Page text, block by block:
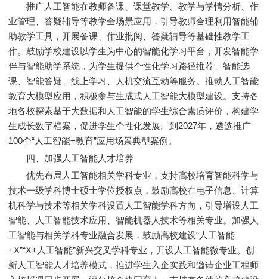
推广人工智能在教师备课、课堂教学、教学与学情分析、作
业管理、答疑辅导等教学全场景应用，引导教师合理利用智能辅
助教学工具，开展备课、作业批阅、答疑辅导等基础性教学工
作。鼓励学校建设以学生为中心的智能化学习平台，开发智能学
伴与智能助学系统，为学生提供个性化学习路径推荐、智能选
课、智能答疑、线上学习、人机交流互动等服务。推动人工智能
教育大模型应用，积极参与生成式人工智能大模型建设。支持各
地各校探索基于大数据和人工智能的学生综合素质评价，构建学
生成长数字档案，促进学生个性化发展。到2027年，遴选推广
100个“人工智能+教育”应用场景典型案例。
四、加强人工智能人才培养
优先布局人工智能相关学科专业，支持高校培育智能科学与
技术一级学科博士硕士学位授权点，鼓励高校在电子信息、计算
机科学与技术等相关学科设置人工智能学科方向，引导增设人工
智能、人工智能技术应用、智能机器人技术等相关专业。加强人
工智能与相关学科专业融合发展，鼓励高校建设“人工智能
+X”“X+人工智能”新兴交叉学科专业，开设人工智能微专业。创
新人工智能人才培养模式，推进学生入企实践和邀请企业工程师